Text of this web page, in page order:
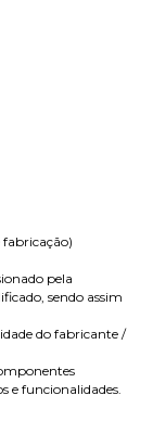
fabricação)
pela
sendo assim
do fabricante /
e funcionalidades.